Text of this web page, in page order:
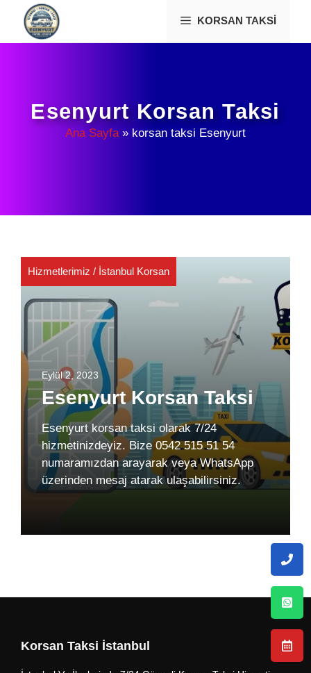
İçeriğe
KORSAN TAKSI
Esenyurt Korsan Taksi
Ana Sayfa» korsan taksi Esenyurt
Hizmetlerimiz / İstanbul Korsan
Eylül 2, 2023
Esenyurt Korsan Taksi
Esenyurt korsan taksi olarak 7/24
hizmetinizdeyiz. Bize 0542 515 51 54
numaramızdan arayarak veya WhatsApp
üzerinden mesaj atarak ulaşabilirsiniz.
Korsan Taksi İstanbul